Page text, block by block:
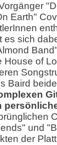
Earth"
es sich
House of
Baird
und
der